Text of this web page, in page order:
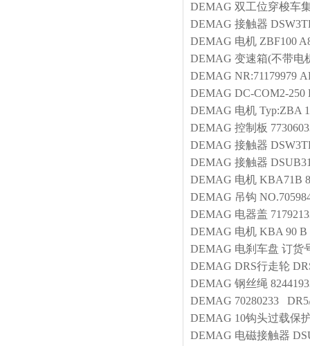
DEMAG 双工位穿梭车
DEMAG 接触器
DEMAG 电机 ZBF100
DEMAG 变速箱(不带电
DEMAG NR:71179979
DEMAG DC-COM2-250
DEMAG 电机 Typ:ZBA
DEMAG 控制板
DEMAG 接触器
DEMAG 接触器
DEMAG 电机 KBA71B
DEMAG 吊钩
DEMAG 电器盖
DEMAG 电机 KBA 90 B
DEMAG 电刹车盘 订货
DEMAG DRS行走轮
DEMAG 钢丝绳
DEMAG 70280233
DEMAG 10钩头过载保
DEMAG 电磁接触器